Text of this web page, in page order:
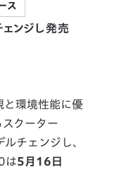
ス
ェンジし発売
環境性能に優
クーター
ルチェンジし、
は5月16日